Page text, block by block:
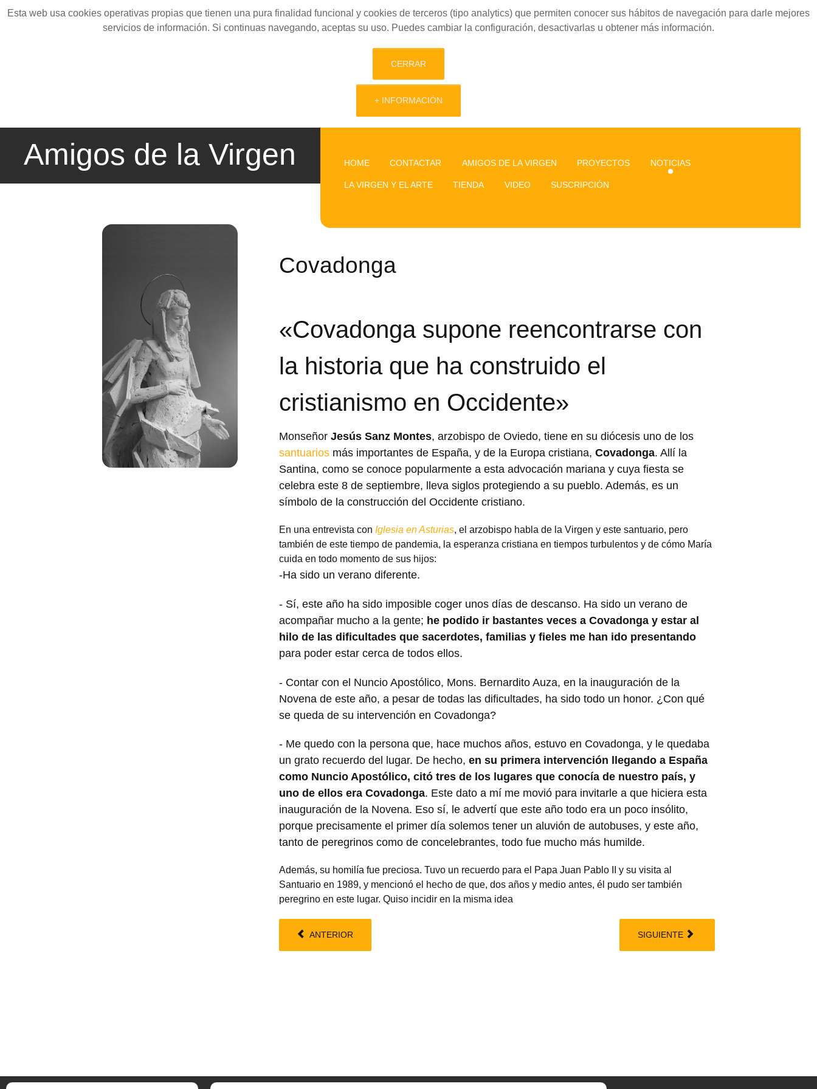
Esta web usa cookies operativas propias que tienen una pura finalidad funcional y cookies de terceros (tipo analytics) que permiten conocer sus hábitos de navegación para darle mejores
servicios de información. Si continuas navegando, aceptas su uso. Puedes cambiar la configuración, desactivarlas u obtener más información.
CERRAR
+ INFORMACIÓN
Amigos de la Virgen HOME CONTACTAR AMIGOS DE LA VIRGEN PROYECTOS NOTICIAS
LA VIRGEN Y EL ARTE TIENDA VIDEO SUSCRIPCIÓN
Covadonga
«Covadonga supone reencontrarse con
la historia que ha construido el
cristianismo en Occidente»
Monseñor Jesús Sanz Montes, arzobispo de Oviedo, tiene en su diócesis uno de los
santuariosmás importantes de España, y de la Europa cristiana, Covadonga. Allí la
Santina, como se conoce popularmente a esta advocación mariana y cuya fiesta se
celebra este 8 de septiembre, lleva siglos protegiendo a su pueblo. Además, es un
símbolo de la construcción del Occidente cristiano.
En una entrevista con Iglesia en Asturias, el arzobispo habla de la Virgen y este santuario, pero
también de este tiempo de pandemia, la esperanza cristiana en tiempos turbulentos y de cómo María
cuida en todo momento de sus hijos:
-Ha sido un verano diferente.
- Sí, este año ha sido imposible coger unos días de descanso. Ha sido un verano de
acompañar mucho a la gente; he podido ir bastantes veces a Covadonga y estar al
hilo de las dificultades que sacerdotes, familias y fieles me han ido presentando
para poder estar cerca de todos ellos.
- Contar con el Nuncio Apostólico, Mons. Bernardito Auza, en la inauguración de la
Novena de este año, a pesar de todas las dificultades, ha sido todo un honor. ¿Con qué
se queda de su intervención en Covadonga?
- Me quedo con la persona que, hace muchos años, estuvo en Covadonga, y le quedaba
un grato recuerdo del lugar. De hecho, en su primera intervención llegando a España
como Nuncio Apostólico, citó tres de los lugares que conocía de nuestro país, y
uno de ellos era Covadonga. Este dato a mí me movió para invitarle a que hiciera esta
inauguración de la Novena. Eso sí, le advertí que este año todo era un poco insólito,
porque precisamente el primer día solemos tener un aluvión de autobuses, y este año,
tanto de peregrinos como de concelebrantes, todo fue mucho más humilde.
Además, su homilía fue preciosa. Tuvo un recuerdo para el Papa Juan Pablo II y su visita al
Santuario en 1989, y mencionó el hecho de que, dos años y medio antes, él pudo ser también
peregrino en este lugar. Quiso incidir en la misma idea
ANTERIOR SIGUIENTE